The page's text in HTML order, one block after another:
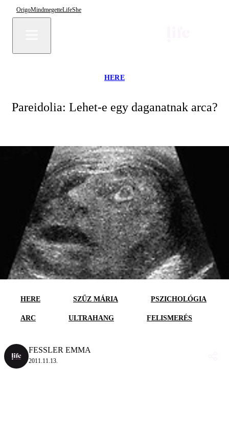
OrigoMindmegetteLifeShe
HERE
Pareidolia: Lehet-e egy daganatnak arca?
HERE SZŰZ MÁRIA PSZICHOLÓGIA
ARC ULTRAHANG FELISMERÉS
FESSLER EMMA
2011.11.13.